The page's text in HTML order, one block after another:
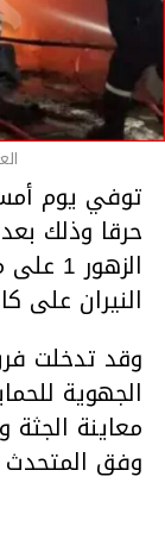
حرقا وذلك
النيران على
وقد تدخلت
الجهوية
معاينة
وفق المتحدث